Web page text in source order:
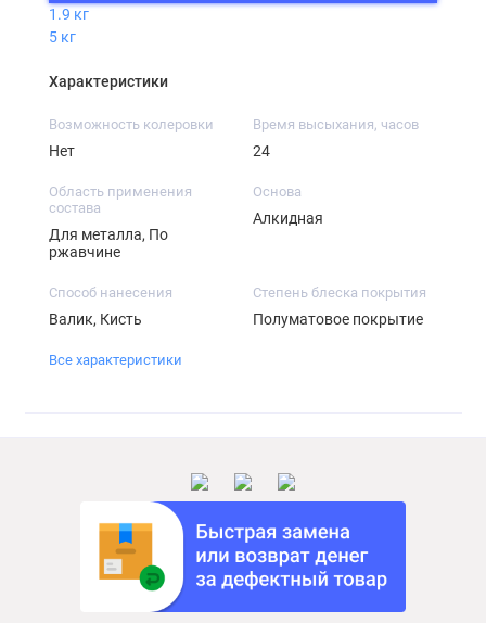
1.9 кг
5 кг
Характеристики
Возможность колеровки
Нет
Время высыхания, часов
24
Область применения
состава
Для металла, По
ржавчине
Основа
Алкидная
Способ нанесения
Валик, Кисть
Степень блеска покрытия
Полуматовое покрытие
Все характеристики